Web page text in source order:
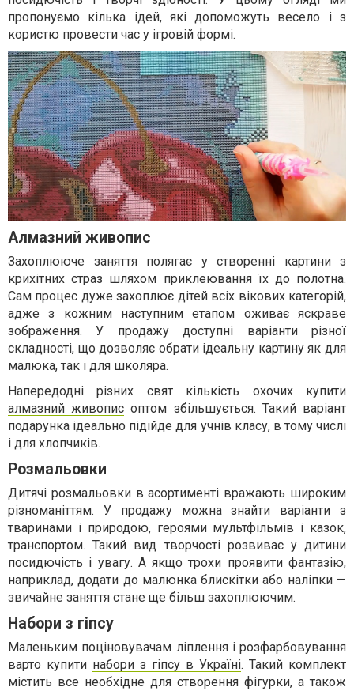
пропонуємо кілька ідей, які допоможуть весело і з
користю провести час у ігровій формі.
Алмазний живопис
Захоплююче заняття полягає у створенні картини з
крихітних страз шляхом приклеювання їх до полотна.
Сам процес дуже захоплює дітей всіх вікових категорій,
адже з кожним наступним етапом оживає яскраве
зображення. У продажу доступні варіанти різної
складності, що дозволяє обрати ідеальну картину як для
малюка, так і для школяра.
Напередодні різних свят кількість охочих купити
алмазний живопис оптом збільшується. Такий варіант
подарунка ідеально підійде для учнів класу, в тому числі
і для хлопчиків.
Розмальовки
Дитячі розмальовки в асортименті вражають широким
різноманіттям. У продажу можна знайти варіанти з
тваринами і природою, героями мультфільмів і казок,
транспортом. Такий вид творчості розвиває у дитини
посидючість і увагу. А якщо трохи проявити фантазію,
наприклад, додати до малюнка блискітки або наліпки —
звичайне заняття стане ще більш захоплюючим.
Набори з гіпсу
Маленьким поціновувачам ліплення і розфарбовування
варто купити набори з гіпсу в Україні. Такий комплект
містить все необхідне для створення фігурки, а також